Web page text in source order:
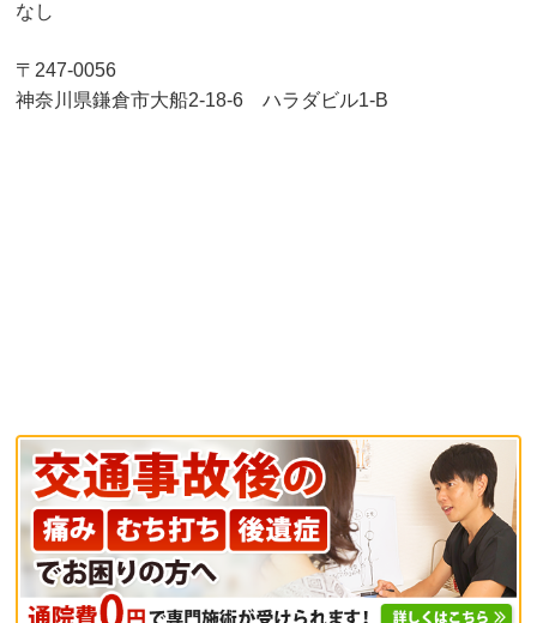
なし
〒247-0056
神奈川県鎌倉市大船2-18-6 ハラダビル1-B